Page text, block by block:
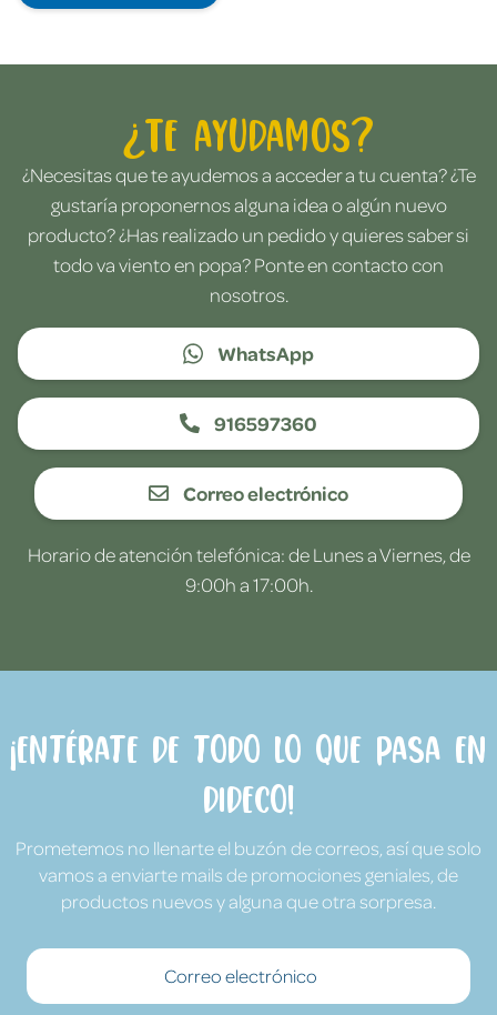
¿Te ayudamos?
¿Necesitas que te ayudemos a acceder a tu cuenta? ¿Te
gustaría proponernos alguna idea o algún nuevo
producto? ¿Has realizado un pedido y quieres saber si
todo va viento en popa? Ponte en contacto con
nosotros.
WhatsApp
916597360
Correo electrónico
Horario de atención telefónica: de Lunes a Viernes, de
9:00h a 17:00h.
¡Entérate de todo lo que pasa en
Dideco!
Prometemos no llenarte el buzón de correos, así que solo
vamos a enviarte mails de promociones geniales, de
productos nuevos y alguna que otra sorpresa.